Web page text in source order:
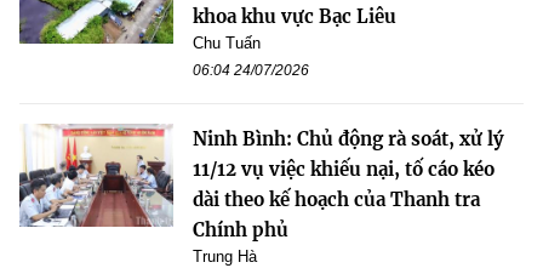
khoa khu vực Bạc Liêu
Chu Tuấn
06:04 24/07/2026
Ninh Bình: Chủ động rà soát, xử lý
11/12 vụ việc khiếu nại, tố cáo kéo
dài theo kế hoạch của Thanh tra
Chính phủ
Trung Hà